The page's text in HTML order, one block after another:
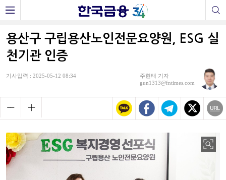
용산구 구립용산노인전문요양원, ESG 실
천기관 인증
기사입력 : 2025-05-12 08:34
주현태 기자
gun1313@fntimes.com